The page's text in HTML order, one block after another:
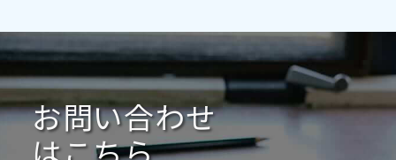
2021年1月 2020年12月 2020年11月
2020年10月 2020年9月 2020年8月
2020年7月 2020年6月 2020年5月
2020年4月 2020年3月 2020年2月
お問い合わせ